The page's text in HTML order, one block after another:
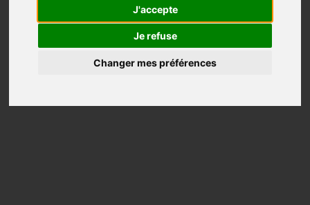
J'accepte
Je refuse
Changer mes préférences